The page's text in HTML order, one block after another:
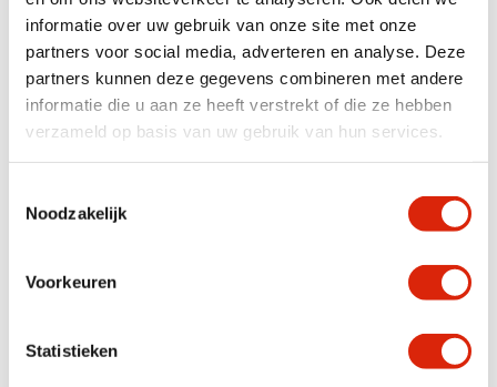
informatie over uw gebruik van onze site met onze
partners voor social media, adverteren en analyse. Deze
partners kunnen deze gegevens combineren met andere
informatie die u aan ze heeft verstrekt of die ze hebben
verzameld op basis van uw gebruik van hun services.
Noodzakelijk
Voorkeuren
Statistieken
Oude houten sidetable
Nog 1 op voorraad
Teakhouten Wandtafel/
badkamermeubel 120